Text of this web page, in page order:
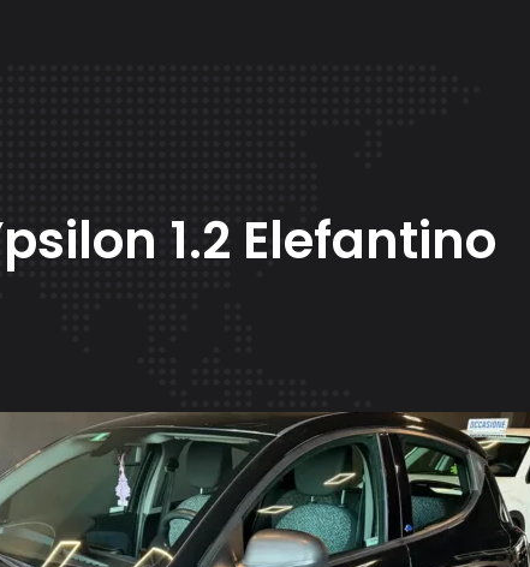
1.2 Elefantino